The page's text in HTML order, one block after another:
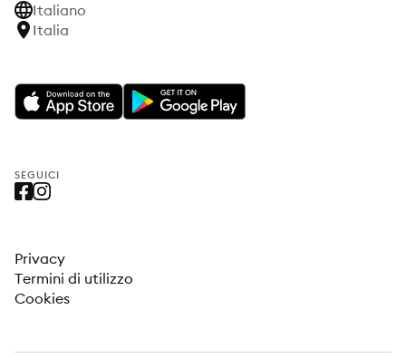
Italiano
Italia
SEGUICI
Privacy
Termini di utilizzo
Cookies